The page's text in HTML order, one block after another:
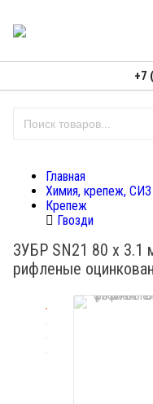
+7
Главная
Химия, крепеж, СИЗ
Крепеж
Гвозди
ЗУБР SN21 80 х 3.1
рифленые